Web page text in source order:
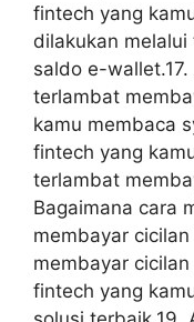
fintech yang
dilakukan
saldo e-
terlambat
kamu membaca
fintech yang
terlambat
Bagaimana cara
membayar
membayar
fintech yang